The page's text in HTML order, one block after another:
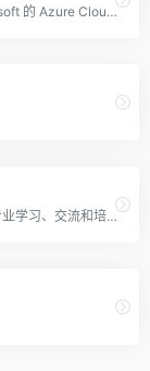
Machine Learning for Beginners是由Microsoft 的 Azure Cloud Advocates 提供的为期 12 周、26 节课的课程，所有课程都是关于机器学习的。 在本课程中，你将了解经典机器学习的内容，主要使用Scikit-learn库来进行讲解。每节课都包括课前和课后测验、完成课程的书面说明、解决方案、作业等。
AI大学堂是由讯飞开放平台打造的人工智能专业学习、交流和培训的AI学习平台。作为开发者专属的AI学习平台，旨在为 AI 领域开发者、爱好者提供丰富的资源、专业的课程以及共享的服务。